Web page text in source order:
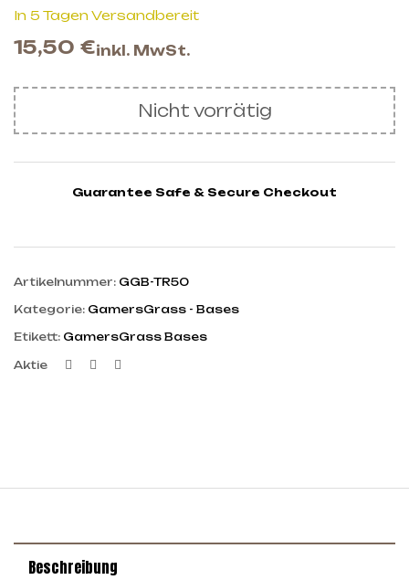
In 5 Tagen Versandbereit
15,50 €inkl. MwSt.
Nicht vorrätig
Guarantee Safe & Secure Checkout
Artikelnummer: GGB-TR50
Kategorie: GamersGrass - Bases
Etikett: GamersGrass Bases
Aktie Facebook
Twitter
Beschreibung